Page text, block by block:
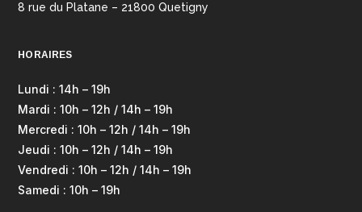
8 rue du Platane – 21800 Quetigny
HORAIRES
Lundi : 14h – 19h
Mardi : 10h – 12h / 14h – 19h
Mercredi : 10h – 12h / 14h – 19h
Jeudi : 10h – 12h / 14h – 19h
Vendredi : 10h – 12h / 14h – 19h
Samedi : 10h – 19h